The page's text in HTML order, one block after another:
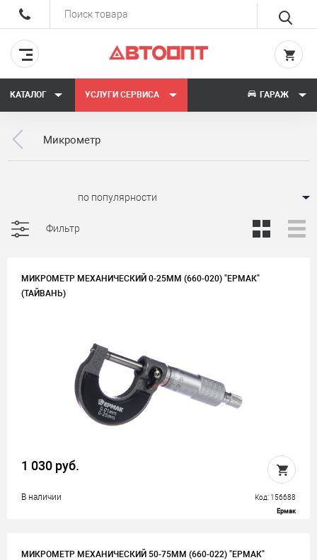
КАТАЛОГ УСЛУГИ СЕРВИСА ГАРАЖ
Микрометр
Фильтр
МИКРОМЕТР МЕХАНИЧЕСКИЙ 0-25ММ (660-020) "ЕРМАК"
(ТАЙВАНЬ)
1 030 руб.
В наличии Код: 156688
Ермак
МИКРОМЕТР МЕХАНИЧЕСКИЙ 50-75ММ (660-022) "ЕРМАК"